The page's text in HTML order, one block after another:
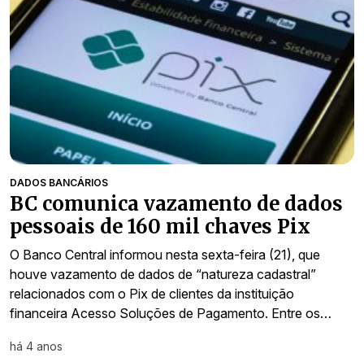
DADOS BANCÁRIOS
BC comunica vazamento de dados
pessoais de 160 mil chaves Pix
O Banco Central informou nesta sexta-feira (21), que
houve vazamento de dados de “natureza cadastral”
relacionados com o Pix de clientes da instituição
financeira Acesso Soluções de Pagamento. Entre os…
há 4 anos